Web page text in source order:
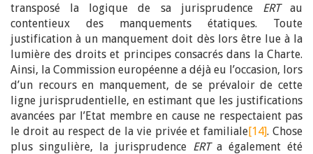
transposé la logique de sa jurisprudence ERTau
contentieux des manquements étatiques. Toute
justification à un manquement doit dès lors être lue à la
lumière des droits et principes consacrés dans la Charte.
Ainsi, la Commission européenne a déjà eu l’occasion, lors
d’un recours en manquement, de se prévaloir de cette
ligne jurisprudentielle, en estimant que les justifications
avancées par l’Etat membre en cause ne respectaient pas
le droit au respect de la vie privée et familiale[14]. Chose
plus singulière, la jurisprudence ERTa également été